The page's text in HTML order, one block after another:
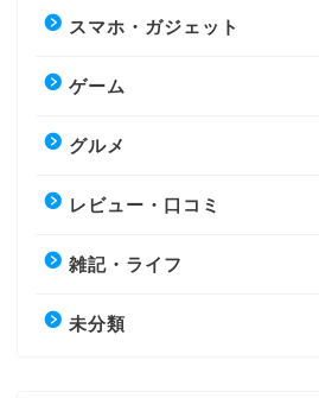
スマホ・ガジェット
ゲーム
グルメ
レビュー・口コミ
雑記・ライフ
未分類